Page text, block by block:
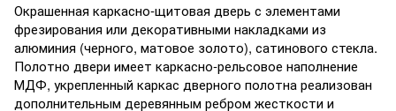
Окрашенная каркасно-щитовая дверь с элементами
фрезирования или декоративными накладками из
алюминия (черного, матовое золото), сатинового стекла.
Полотно двери имеет каркасно-рельсовое наполнение
МДФ, укрепленный каркас дверного полотна реализован
дополнительным деревянным ребром жесткости и